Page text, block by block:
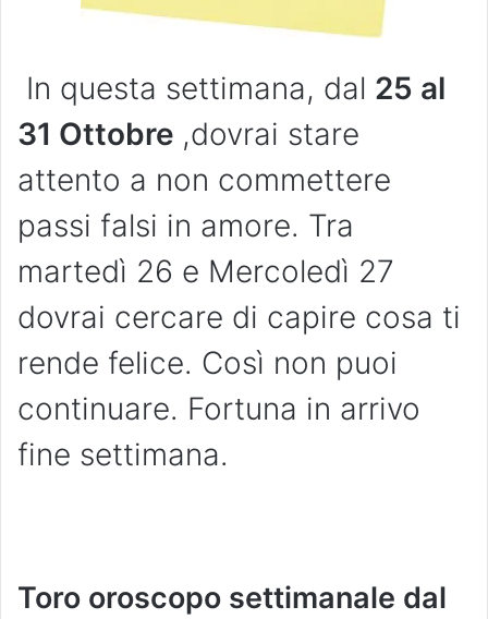
In questa settimana, dal 25 al
31 Ottobre ,dovrai stare
attento a non commettere
passi falsi in amore. Tra
martedì 26 e Mercoledì 27
dovrai cercare di capire cosa ti
rende felice. Così non puoi
continuare. Fortuna in arrivo
fine settimana.
Toro oroscopo settimanale dal